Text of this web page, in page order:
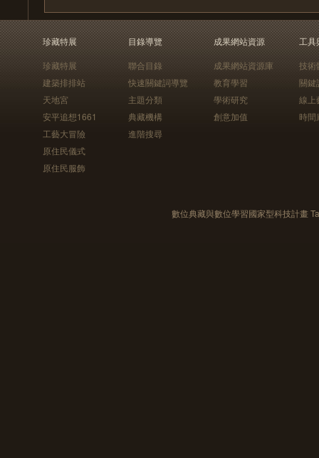
珍藏特展
珍藏特展
建築排排站
天地宮
安平追想1661
工藝大冒險
原住民儀式
原住民服飾
目錄導覽
聯合目錄
快速關鍵詞導覽
主題分類
典藏機構
進階搜尋
成果網站資源
成果網站資源庫
教育學習
學術研究
創意加值
工具
技術
關鍵
線上
時間
數位典藏與數位學習國家型科技計畫